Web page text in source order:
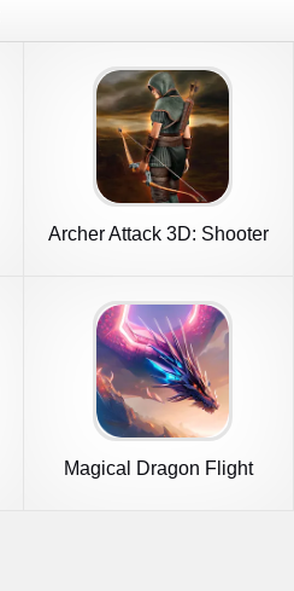
Archer Attack 3D: Shooter
Magical Dragon Flight